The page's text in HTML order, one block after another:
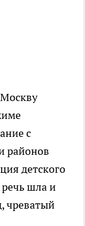
с
районов
детского
шла и
чреватый